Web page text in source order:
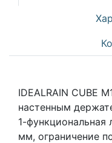
IDEALRAIN CUBE
настенным
1-функциональная
мм, ограничение